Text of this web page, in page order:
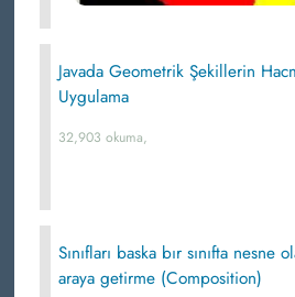
Javada Geometrik Şekillerin
Uygulama
32,903 okuma,
Sınıfları baska bır sınıfta nesne
araya getirme (Composition)